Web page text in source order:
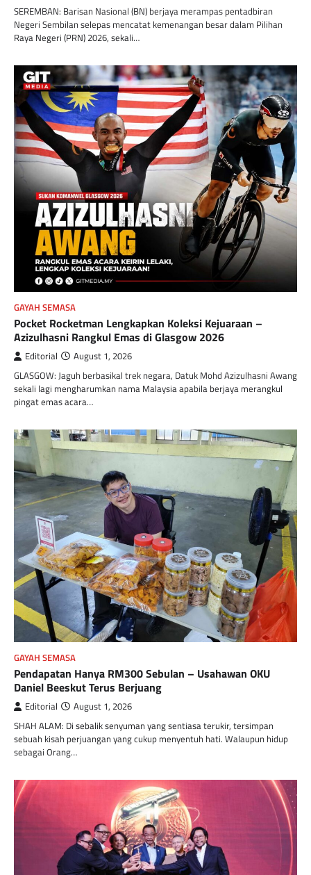
SEREMBAN: Barisan Nasional (BN) berjaya merampas pentadbiran
Negeri Sembilan selepas mencatat kemenangan besar dalam Pilihan
Raya Negeri (PRN) 2026, sekali…
GAYAH SEMASA
Pocket Rocketman Lengkapkan Koleksi Kejuaraan –
Azizulhasni Rangkul Emas di Glasgow 2026
Editorial August 1, 2026
GLASGOW: Jaguh berbasikal trek negara, Datuk Mohd Azizulhasni Awang
sekali lagi mengharumkan nama Malaysia apabila berjaya merangkul
pingat emas acara…
GAYAH SEMASA
Pendapatan Hanya RM300 Sebulan – Usahawan OKU
Daniel Beeskut Terus Berjuang
Editorial August 1, 2026
SHAH ALAM: Di sebalik senyuman yang sentiasa terukir, tersimpan
sebuah kisah perjuangan yang cukup menyentuh hati. Walaupun hidup
sebagai Orang…